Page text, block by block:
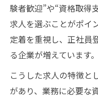
介
験者歓迎”や“資格取得
求人を選ぶことがポイ
定着を重視し、正社員
る企業が増えています。
こうした求人の特徴と
があり、業務に必要な